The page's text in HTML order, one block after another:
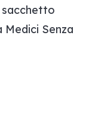
Medici Senza